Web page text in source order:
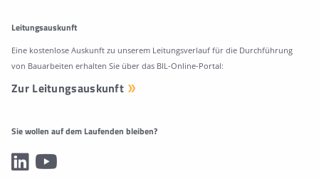
Leitungsauskunft
Eine kostenlose Auskunft zu unserem Leitungsverlauf für die Durchführung
von Bauarbeiten erhalten Sie über das BIL-Online-Portal:
Zur Leitungsauskunft
Sie wollen auf dem Laufenden bleiben?